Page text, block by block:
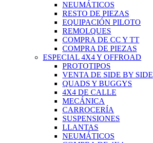
NEUMÁTICOS
RESTO DE PIEZAS
EQUIPACIÓN PILOTO
REMOLQUES
COMPRA DE CC Y TT
COMPRA DE PIEZAS
ESPECIAL 4X4 Y OFFROAD
PROTOTIPOS
VENTA DE SIDE BY SIDE
QUADS Y BUGGYS
4X4 DE CALLE
MECÁNICA
CARROCERÍA
SUSPENSIONES
LLANTAS
NEUMÁTICOS